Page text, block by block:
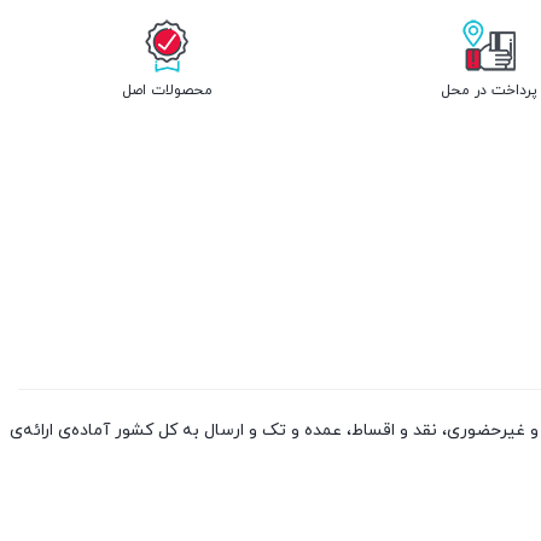
پرداخت در محل محصولات اصل
از چین و دوبی، به صورت حضوری و غیرحضوری، نقد و اقساط، عمده و تک و ارسال به کل کشور آماده‌ی ارائه‌ی